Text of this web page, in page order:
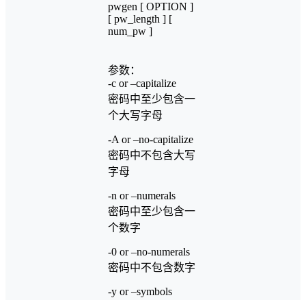
pwgen [ OPTION ]
[ pw_length ] [
num_pw ]
参数：
-c or –capitalize
密码中至少包含一
个大写字母
-A or –no-capitalize
密码中不包含大写
字母
-n or –numerals
密码中至少包含一
个数字
-0 or –no-numerals
密码中不包含数字
-y or –symbols